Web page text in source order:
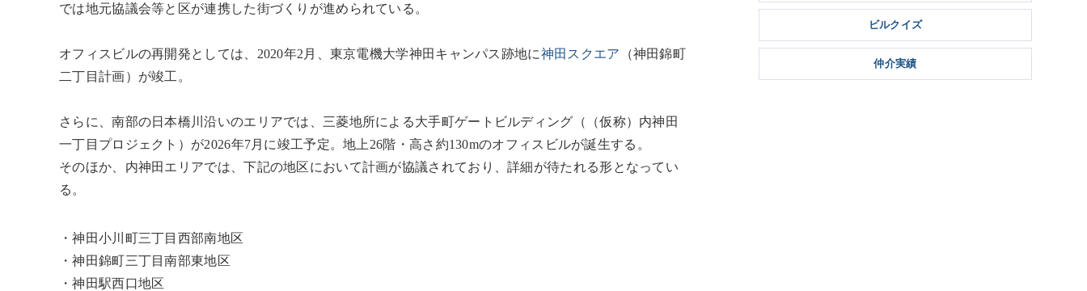
では地元協議会等と区が連携した街づくりが進められている。
オフィスビルの再開発としては、2020年2月、東京電機大学神田キャンパス跡地に神田スクエア （神田錦町
二丁目計画）が竣工。
さらに、南部の日本橋川沿いのエリアでは、三菱地所による大手町ゲートビルディング（（仮称）内神田
一丁目プロジェクト）が2026年7月に竣工予定。地上26階・高さ約130mのオフィスビルが誕生する。
そのほか、内神田エリアでは、下記の地区において計画が協議されており、詳細が待たれる形となってい
る。
・神田小川町三丁目西部南地区
・神田錦町三丁目南部東地区
・神田駅西口地区
ビルクイズ
仲介実績